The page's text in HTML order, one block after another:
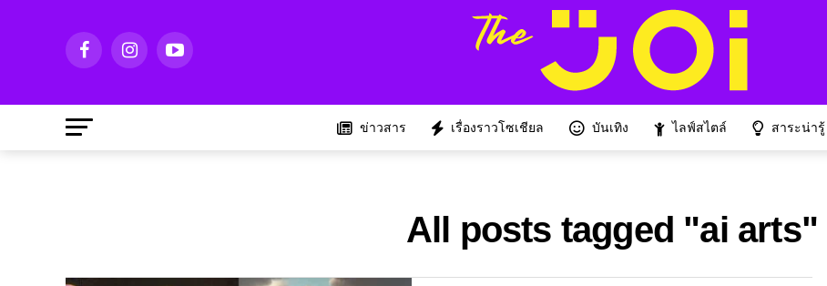
ข่าวสาร เรื่องราวโซเชียล บันเทิง ไลฟ์สไตล์ สาระน่ารู้
All posts tagged "ai arts"